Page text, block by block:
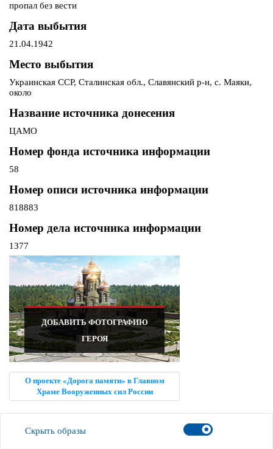
пропал без вести
Дата выбытия
21.04.1942
Место выбытия
Украинская ССР, Сталинская обл., Славянский р-н, с. Маяки,
около
Название источника донесения
ЦАМО
Номер фонда источника информации
58
Номер описи источника информации
818883
Номер дела источника информации
1377
ДОБАВИТЬ ФОТОГРАФИЮ
ГЕРОЯ
О проекте «Дорога памяти» в Главном
Храме Вооруженных сил России
Скрыть образы